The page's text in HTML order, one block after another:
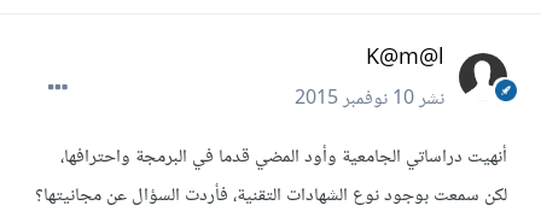
K@m@l
نشر10 نوفمبر 2015
أنهيت دراساتي الجامعية وأود المضي قدما في البرمجة واحترافها،
لكن سمعت بوجود نوع الشهادات التقنية، فأردت السؤال عن مجانيتها؟